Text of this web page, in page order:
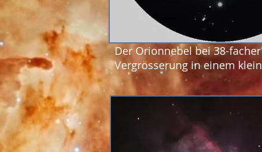
Der Orionnebel bei 38-facher
Vergrösserung in einem